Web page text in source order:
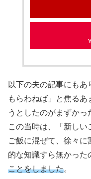
以下の夫の記事にも
もらわねば」と焦る
うとしたのがまずかっ
この当時は、「新し
ご飯に混ぜて、徐々
的な知識すら無かった
ことをしました。